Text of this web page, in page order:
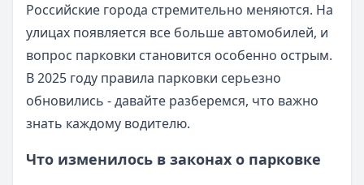
Российские города стремительно меняются. На
улицах появляется все больше автомобилей, и
вопрос парковки становится особенно острым.
В 2025 году правила парковки серьезно
обновились - давайте разберемся, что важно
знать каждому водителю.
Что изменилось в законах о парковке